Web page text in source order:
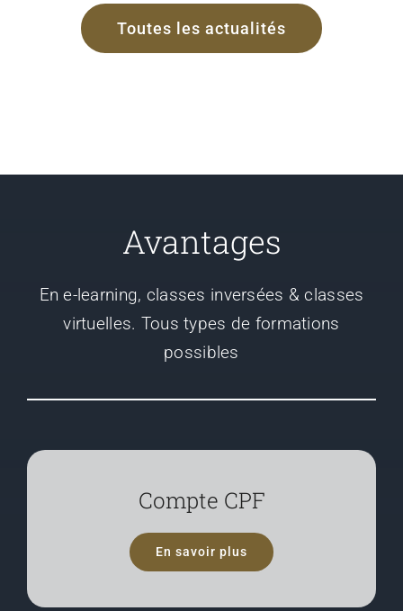
Toutes les actualités
Avantages
En e-learning, classes inversées & classes
virtuelles. Tous types de formations
possibles
Compte CPF
En savoir plus